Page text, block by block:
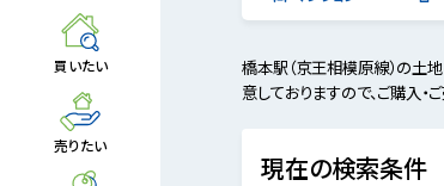
買いたい
売りたい
橋本駅（京王相模原線）の土
意しておりますので、ご購入
現在の検索条件